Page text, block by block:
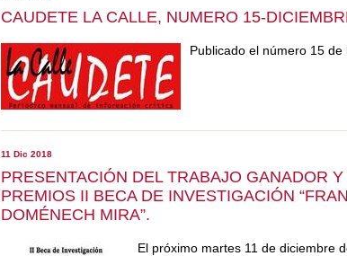
CAUDETE LA CALLE, NUMERO 15-
Publicado el número 15 de
11 Dic 2018
PRESENTACIÓN DEL TRABAJO GANADOR
PREMIOS II BECA DE INVESTIGACIÓN
DOMÉNECH MIRA”.
El próximo martes 11 de diciembre